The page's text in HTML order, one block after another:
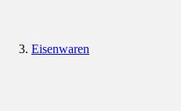
Eisenwaren